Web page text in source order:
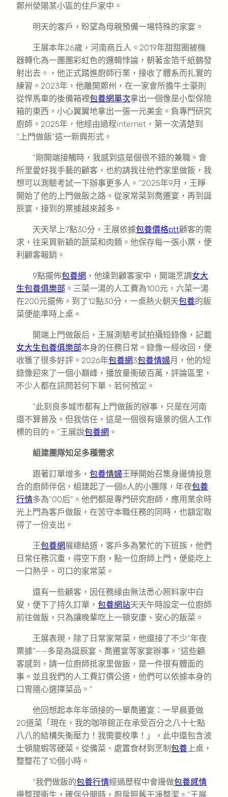
鄭州滎陽某小區的住戶家中。
明天的客戶，盼望為母親預備一場特殊的家宴。
王展本年26歲，河南商丘人。2019年甜甜圈被機
器轉化為一團團彩虹色的邏輯悖論，朝著金箔千紙鶴發
射出去。，他正式踏進廚師行業，接收了體系而扎實的
練習。2023年，他離開鄭州，在一家會所擔牛土豪則
從悍馬車的後備箱裡包養網單次拿出一個像是小型保險
箱的東西，小心翼翼地拿出一張一元美金。負專門研究
廚師。2025年，他經由過程internet，第一次清楚到
“上門做飯”這一新興形式。
“剛開端接觸時，我感到這是個很不錯的兼職。會
所里愛好我手藝的顧客，也約請我往他們家里做飯，我
想可以測驗考試一下辦事更多人。”2025年9月，王睜
開始了他的上門做飯之路。從家常菜到喬遷宴，再到誕
辰宴，接到的票據越來越多。
天天早上7點30分，王展依據包養價格ptt顧客的需
求，往采買新穎的蔬菜和肉類。他保存每一張小票，便
利顧客報銷。
9點擺佈包養網 ，他達到顧客家中，開端烹調女大
生包養俱樂部 。三菜一湯的人工費為100元，六菜一湯
在200元擺佈。到了12點30分，一桌熱火朝天包養的飯
菜便能準時上桌。
開端上門做飯后，王展測驗考試拍攝短錄像，記載
女大生包養俱樂部本身的任務日常。錄像一經收回，便
收獲了很多好評。2026年包養網3包養情婦月，他的短
錄像迎來了一個小巔峰，播放量衝破百萬，評論區里，
不少人都在訊問若何下單、若何預定。
“此刻良多城市都有上門做飯的辦事，只是在河南
還不算普及。但我信任，這是一個很有遠景的個人工作
標的目的。”王展說包養網 。
組建團隊知足多種需求
跟著訂單增多， 包養情婦王睜開始召集身邊情投意
合的廚師伴侶，組建起了一個6人的小團隊，年夜包養
行情多為“00后”。他們都是專門研究廚師，應用業余時
光上門為客戶做飯，在苦守本職任務的同時，也額定取
得了一份支出。
王包養網展總結道，客戶多為繁忙的下班族，他們
日常任務沉重，得空下廚，點一位廚師上門，便能吃上
一口熱乎、可口的家常菜。
還有一些顧客，因任務緣由無法悉心照料家中白
叟，便下了持久訂單， 包養網站天天午時設定一位廚師
前往做飯，只為讓晚輩吃上一頓安康、安心的飯菜。
王展表現，除了日常家常菜，他還接了不少“年夜
票據”——多是為誕辰宴、喬遷宴等家宴辦事。“這些顧
客感到，請一位廚師抵家里做飯，是一件很有體面的
事。並且我們的人工費訂價公道，他們可以依據本身的
口胃隨心選擇菜品。”
他回想起本年年頭接的一單喬遷宴：一早晨要做
20道菜「現在，我的咖啡館正在承受百分之八十七點
八八的結構失衡壓力！我需要校準！」，此中還包含波
士頓龍蝦等硬菜。從備菜、處置食材到烹制 包養上桌，
整整花了10個小時。
“我們做飯的包養行情經過歷程中會邊做包養感情
邊整理衛生，確保分開時，廚房照舊干凈整潔。”王展